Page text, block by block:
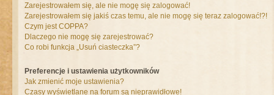
Zarejestrowałem się, ale nie mogę się zalogować!
Zarejestrowałem się jakiś czas temu, ale nie mogę się teraz zalogować!?!
Czym jest COPPA?
Dlaczego nie mogę się zarejestrować?
Co robi funkcja „Usuń ciasteczka”?
Preferencje i ustawienia użytkowników
Jak zmienić moje ustawienia?
Czasy wyświetlane na forum są nieprawidłowe!